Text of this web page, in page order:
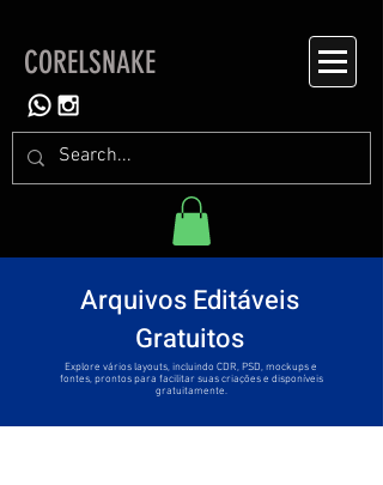
CORELSNAKE
Arquivos Editáveis
Gratuitos
Explore vários layouts, incluindo CDR, PSD, mockups e
fontes, prontos para facilitar suas criações e disponíveis
gratuitamente.